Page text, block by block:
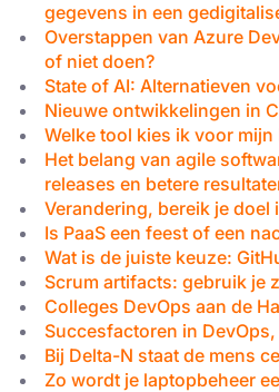
gegevens in een
Overstappen van Azure
of niet doen?
State of AI: Alternatieven
Nieuwe ontwikkelingen in
Welke tool kies ik voor
Het belang van agile
releases en betere
Verandering, bereik je doel
Is PaaS een feest of een
Wat is de juiste keuze:
Scrum artifacts: gebruik je
Colleges DevOps aan de
Succesfactoren in
Bij Delta-N staat de mens
Zo wordt je laptopbeheer